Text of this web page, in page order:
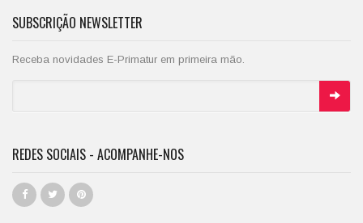
SUBSCRIÇÃO NEWSLETTER
Receba novidades E-Primatur em primeira mão.
REDES SOCIAIS - ACOMPANHE-NOS